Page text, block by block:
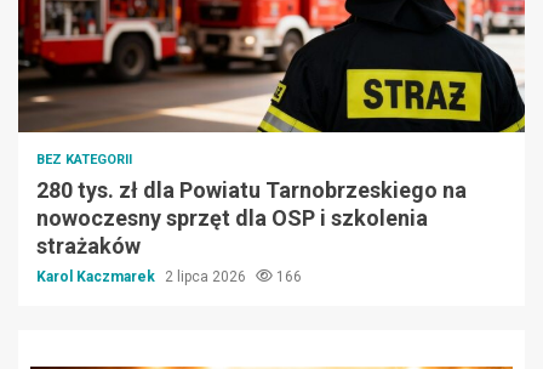
BEZ KATEGORII
280 tys. zł dla Powiatu Tarnobrzeskiego na
nowoczesny sprzęt dla OSP i szkolenia
strażaków
Karol Kaczmarek 2 lipca 2026 166